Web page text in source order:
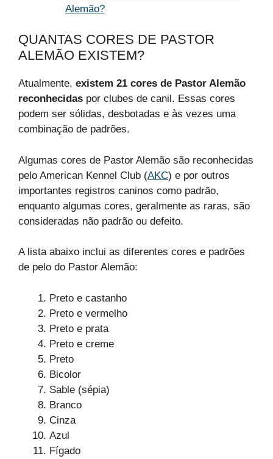
Alemão?
QUANTAS CORES DE PASTOR
ALEMÃO EXISTEM?
Atualmente, existem 21 cores de Pastor Alemão
reconhecidas por clubes de canil. Essas cores
podem ser sólidas, desbotadas e às vezes uma
combinação de padrões.
Algumas cores de Pastor Alemão são reconhecidas
pelo American Kennel Club (AKC) e por outros
importantes registros caninos como padrão,
enquanto algumas cores, geralmente as raras, são
consideradas não padrão ou defeito.
A lista abaixo inclui as diferentes cores e padrões
de pelo do Pastor Alemão:
Preto e castanho
Preto e vermelho
Preto e prata
Preto e creme
Preto
Bicolor
Sable (sépia)
Branco
Cinza
Azul
Fígado